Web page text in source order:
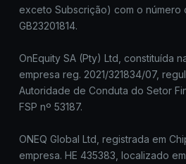
exceto Subscrição) com o número
GB23201814.
OnEquity SA (Pty) Ltd, constituída
empresa reg. 2021/321834/07,
Autoridade de Conduta do Setor
FSP nº 53187.
ONEQ Global Ltd, registrada em
empresa. HE 435383, localizado